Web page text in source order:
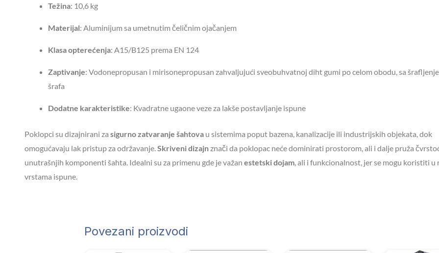
Težina: 10,6 kg
Materijal: Aluminijum sa umetnutim čeličnim ojačanjem
Klasa opterećenja: A15/B125 prema EN 124
Zaptivanje: Vodonepropusan i mirisonepropusan zahvaljujući sveobuhvatnoj diht gumi po celom obodu, sa
šrafa
Dodatne karakteristike: Kvadratne ugaone veze za lakše postavljanje ispune
Poklopci su dizajnirani za sigurno zatvaranje šahtova u sistemima poput bazena, kanalizacije ili industrijskih objekata, dok
omogućavaju lak pristup za održavanje. Skriveni dizajnznači da poklopac neće dominirati prostorom, ali i dalje pruža
unutrašnjih komponenti šahta. Idealni su za primenu gde je važan estetski dojam , ali i funkcionalnost, jer se mogu koristiti
vrstama ispune.
Povezani proizvodi